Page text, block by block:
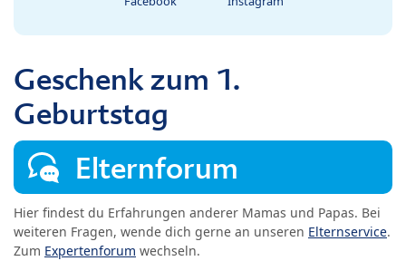
Geschenk zum 1.
Geburtstag
Elternforum
Hier findest du Erfahrungen anderer Mamas und Papas. Bei
weiteren Fragen, wende dich gerne an unseren Elternservice.
Zum Expertenforum wechseln.